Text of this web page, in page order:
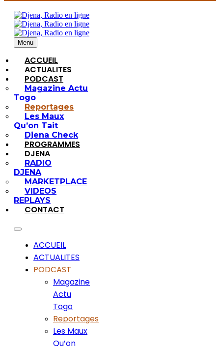
Menu
ACCUEIL
ACTUALITES
PODCAST
Magazine Actu
Togo
Reportages
Les Maux
Qu’on Tait
Djena Check
PROGRAMMES
DJENA
RADIO
DJENA
MARKETPLACE
VIDEOS
REPLAYS
CONTACT
ACCUEIL
ACTUALITES
PODCAST
Magazine
Actu
Togo
Reportages
Les Maux
Qu’on